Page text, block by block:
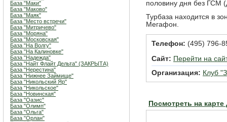
База "Маки"
База "Маково"
База "Маяк"
База "Место встречи"
База "Митричево"
База "Моряна"
База "Московская"
База "На Волгу"
База "На Калиновке"
База "Надежда"
База "Найт Флайт Дельта" (ЗАКРЫТА)
База "Нерестина"
База "Нижнее Займище"
База "Никольский Яр"
База "Никольское"
База "Новинская"
База "Оазис"
База "Олимп"
База "Ольга"
База "Орлан"
половину дня без ГСМ
Турбаза находится в
Мегафон.
Телефон: (495) 796-
Сайт: Перейти на
Организация: Клуб
Посмотреть на